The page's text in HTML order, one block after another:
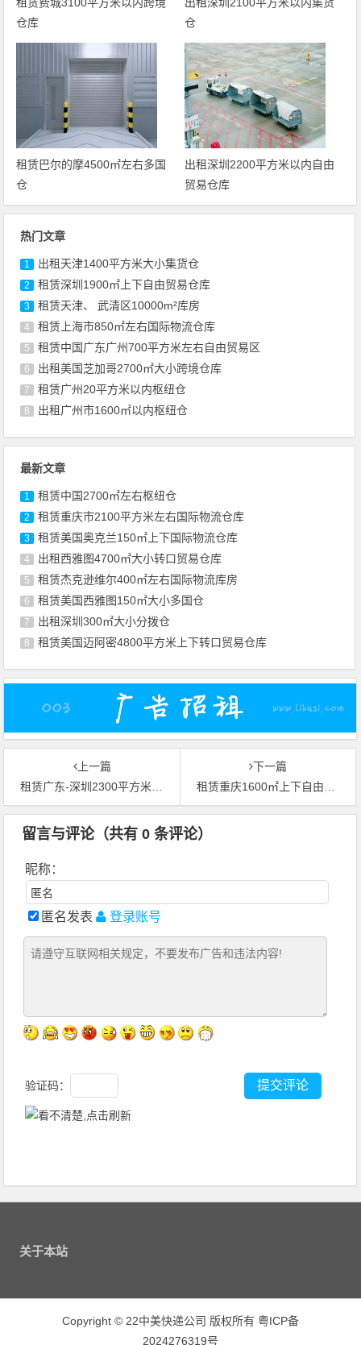
仓库
仓
租赁巴尔的摩4500㎡左右多国
仓
出租深圳2200平方米以内自由
贸易仓库
热门文章
1 出租天津1400平方米大小集货仓
2 租赁深圳1900㎡上下自由贸易仓库
3 租赁天津、 武清区10000m²库房
4 租赁上海市850㎡左右国际物流仓库
5 租赁中国广东广州700平方米左右自由贸易区
6 出租美国芝加哥2700㎡大小跨境仓库
7 租赁广州20平方米以内枢纽仓
8 出租广州市1600㎡以内枢纽仓
最新文章
1 租赁中国2700㎡左右枢纽仓
2 租赁重庆市2100平方米左右国际物流仓库
3 租赁美国奥克兰150㎡上下国际物流仓库
4 出租西雅图4700㎡大小转口贸易仓库
5 租赁杰克逊维尔400㎡左右国际物流库房
6 租赁美国西雅图150㎡大小多国仓
7 出租深圳300㎡大小分拨仓
8 租赁美国迈阿密4800平方米上下转口贸易仓库
上一篇
租赁广东-深圳2300平方米上下国际物流库房
下一篇
租赁重庆1600㎡上下自由贸易仓库
留言与评论（共有0 条评论）
昵称：
匿名发表 登录账号
验证码：
关于本站
Copyright © 22中美快递公司 版权所有 粤ICP备
2024276319号